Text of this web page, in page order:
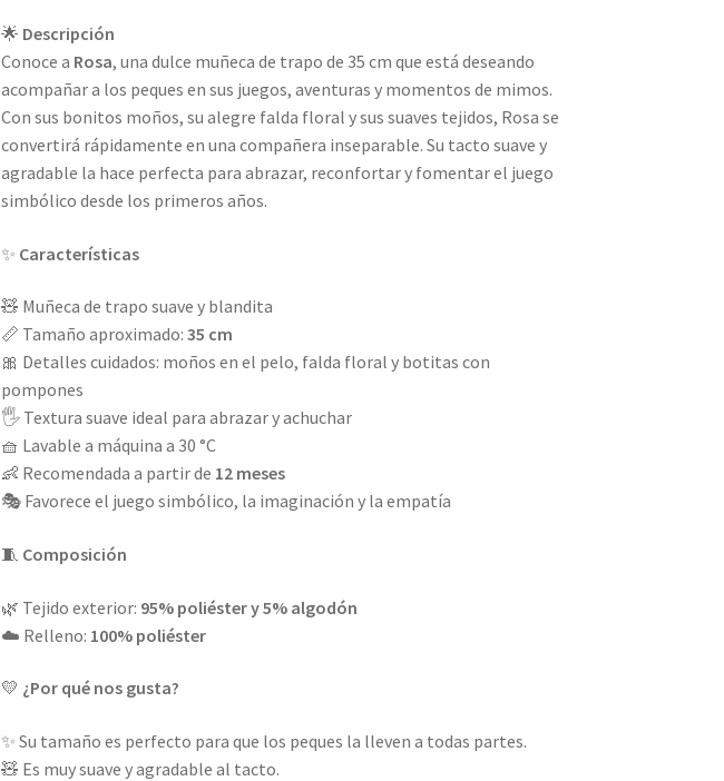
🌟 Descripción
Conoce a Rosa, una dulce muñeca de trapo de 35 cm que está deseando
acompañar a los peques en sus juegos, aventuras y momentos de mimos.
Con sus bonitos moños, su alegre falda floral y sus suaves tejidos, Rosa se
convertirá rápidamente en una compañera inseparable. Su tacto suave y
agradable la hace perfecta para abrazar, reconfortar y fomentar el juego
simbólico desde los primeros años.
✨ Características
🧸 Muñeca de trapo suave y blandita
📏 Tamaño aproximado:35 cm
🎀 Detalles cuidados: moños en el pelo, falda floral y botitas con
pompones
🖐️ Textura suave ideal para abrazar y achuchar
🧺 Lavable a máquina a 30 °C
👶 Recomendada a partir de 12 meses
🎭 Favorece el juego simbólico, la imaginación y la empatía
🧵 Composición
🌿 Tejido exterior: 95% poliéster y 5% algodón
☁️ Relleno: 100% poliéster
💛 ¿Por qué nos gusta?
✨ Su tamaño es perfecto para que los peques la lleven a todas partes.
🧸 Es muy suave y agradable al tacto.